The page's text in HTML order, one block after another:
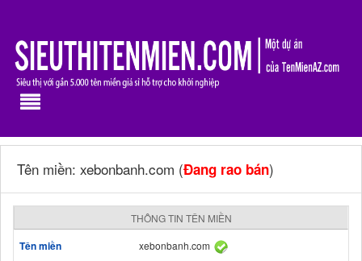
Tên miền: xebonbanh.com (Đang rao bán)
THÔNG TIN TÊN MIỀN
Tên miền xebonbanh.com